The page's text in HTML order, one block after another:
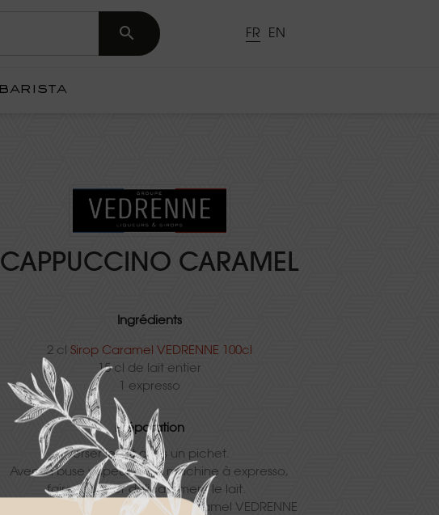
 FR EN
barista
CAPPUCCINO CARAMEL
Ingrédients
2 cl Sirop Caramel VEDRENNE 100cl
15 cl de lait entier
1 expresso
Préparation
Verser le lait dans un pichet.
Avec la buse vapeur de la machine à expresso,
faire mousser délicatement le lait.
Ajouter en premier le Sirop de Caramel VEDRENNE